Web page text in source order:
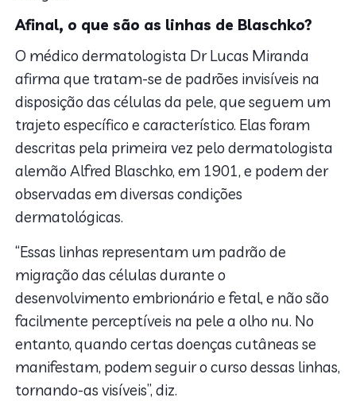
Afinal, o que são as linhas de Blaschko?
O médico dermatologista Dr Lucas Miranda
afirma que tratam-se de padrões invisíveis na
disposição das células da pele, que seguem um
trajeto específico e característico. Elas foram
descritas pela primeira vez pelo dermatologista
alemão Alfred Blaschko, em 1901, e podem der
observadas em diversas condições
dermatológicas.
“Essas linhas representam um padrão de
migração das células durante o
desenvolvimento embrionário e fetal, e não são
facilmente perceptíveis na pele a olho nu. No
entanto, quando certas doenças cutâneas se
manifestam, podem seguir o curso dessas linhas,
tornando-as visíveis”, diz.